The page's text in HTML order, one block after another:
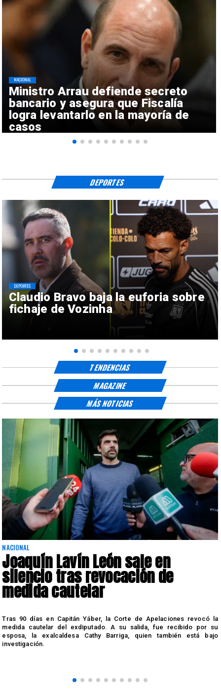
Ministro Arrau defiende secreto
bancario y asegura que Fiscalía
logra levantarlo en la mayoría de
casos
NACIONAL
Claudio Bravo baja la euforia sobre
fichaje de Vozinha
DEPORTES
DEPORTES
TENDENCIAS
MAGAZINE
NACIONAL
Joaquín Lavín León sale en
silencio tras revocación de
medida cautelar
Tras 90 días en Capitán Yáber, la Corte de Apelaciones revocó la
medida cautelar del exdiputado. A su salida, fue recibido por su
esposa, la exalcaldesa Cathy Barriga, quien también está bajo
investigación.
MÁS NOTICIAS